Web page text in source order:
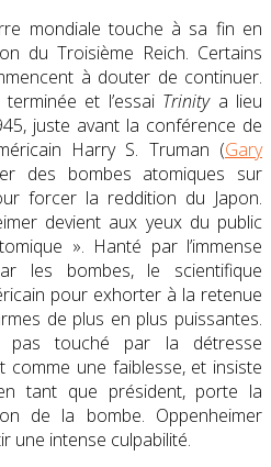
mondiale touche à sa fin en
du Troisième Reich. Certains
à douter de continuer.
et l’essai Trinitya lieu
, juste avant la conférence de
Harry S. Truman (Gary
des bombes atomiques sur
forcer la reddition du Japon.
devient aux yeux du public
». Hanté par l’immense
les bombes, le scientifique
pour exhorter à la retenue
de plus en plus puissantes.
pas touché par la détresse
comme une faiblesse, et insiste
tant que président, porte la
de la bombe. Oppenheimer
une intense culpabilité.